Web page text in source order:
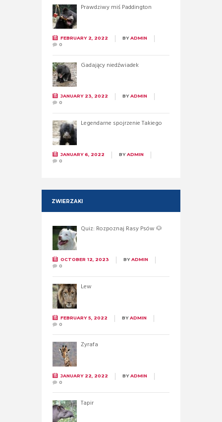
Prawdziwy miś Paddington
FEBRUARY 2, 2022 BYADMIN
0
Gadający niedźwiadek
JANUARY 23, 2022 BYADMIN
0
Legendarne spojrzenie Takiego
JANUARY 6, 2022 BYADMIN
0
ZWIERZAKI
Quiz: Rozpoznaj Rasy Psów 🐶
OCTOBER 12, 2023 BYADMIN
0
Lew
FEBRUARY 5, 2022 BYADMIN
0
Żyrafa
JANUARY 22, 2022 BYADMIN
0
Tapir